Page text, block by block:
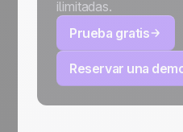
ilimitadas.
Prueba gratis
Reservar una